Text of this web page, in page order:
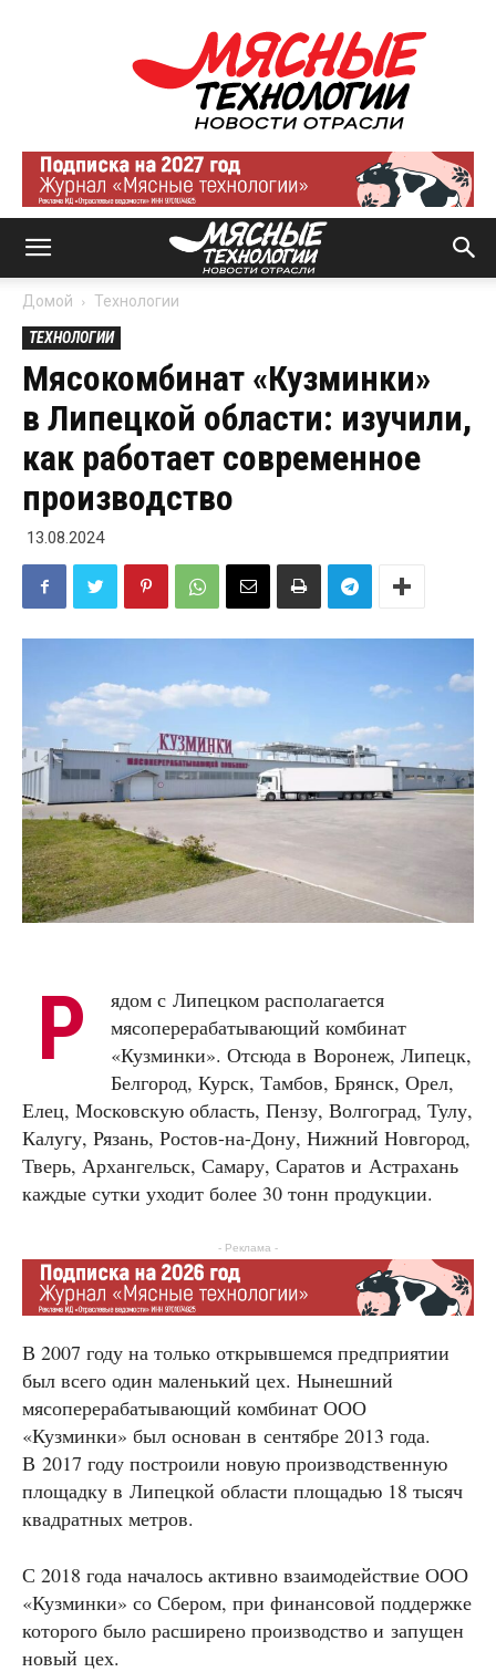
Мясные
технологии
|
Новости
отрасли
Домой Технологии
ТЕХНОЛОГИИ
Мясокомбинат «Кузминки»
в Липецкой области: изучили,
как работает современное
производство
13.08.2024
Р
ядом с Липецком располагается
мясоперерабатывающий комбинат
«Кузминки». Отсюда в Воронеж, Липецк,
Белгород, Курск, Тамбов, Брянск, Орел,
Елец, Московскую область, Пензу, Волгоград, Тулу,
Калугу, Рязань, Ростов-на-Дону, Нижний Новгород,
Тверь, Архангельск, Самару, Саратов и Астрахань
каждые сутки уходит более 30 тонн продукции.
- Реклама -
В 2007 году на только открывшемся предприятии
был всего один маленький цех. Нынешний
мясоперерабатывающий комбинат ООО
«Кузминки» был основан в сентябре 2013 года.
В 2017 году построили новую производственную
площадку в Липецкой области площадью 18 тысяч
квадратных метров.
С 2018 года началось активно взаимодействие ООО
«Кузминки» со Сбером, при финансовой поддержке
которого было расширено производство и запущен
новый цех.